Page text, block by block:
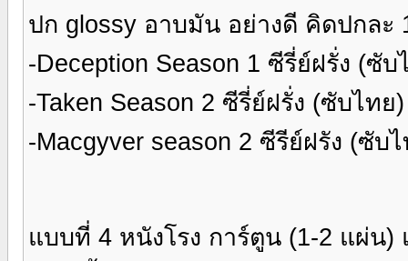
ปก glossy อาบมัน อย่างดี คิดปกละ
-Deception Season 1 ซีรี่ย์ฝรั่ง (ซั
-Taken Season 2 ซีรี่ย์ฝรั่ง (ซับไท
-Macgyver season 2 ซีรีย์ฝรัง (ซับ
แบบที่ 4 หนังโรง การ์ตูน (1-2 แผ่น)